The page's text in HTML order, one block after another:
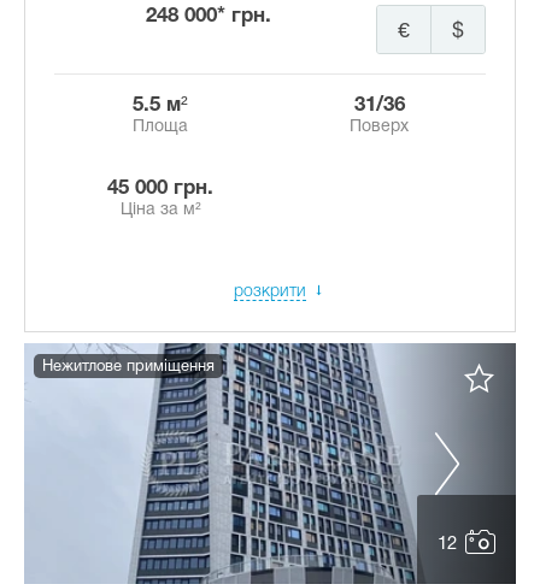
248 000* грн.
$
€
5.5 м²
Площа
31/36
Поверх
45 000 грн.
Ціна за м²
розкрити
12
Нежитлове приміщення